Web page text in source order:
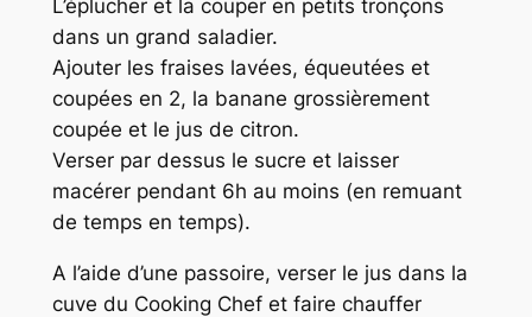
L’éplucher et la couper en petits tronçons
dans un grand saladier.
Ajouter les fraises lavées, équeutées et
coupées en 2, la banane grossièrement
coupée et le jus de citron.
Verser par dessus le sucre et laisser
macérer pendant 6h au moins (en remuant
de temps en temps).
A l’aide d’une passoire, verser le jus dans la
cuve du Cooking Chef et faire chauffer